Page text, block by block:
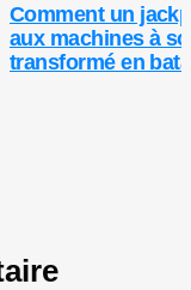
Comment un
aux machines à
transformé en